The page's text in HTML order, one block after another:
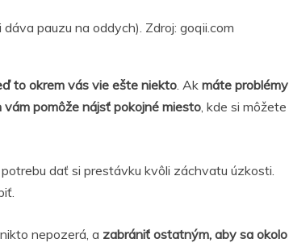
pauzu na oddych). Zdroj: goqii.com
to okrem vás vie ešte niekto. Ak máte problémy
pomôže nájsť pokojné miesto, kde si môžete
dať si prestávku kvôli záchvatu úzkosti.
nepozerá, a zabrániť ostatným, aby sa okolo